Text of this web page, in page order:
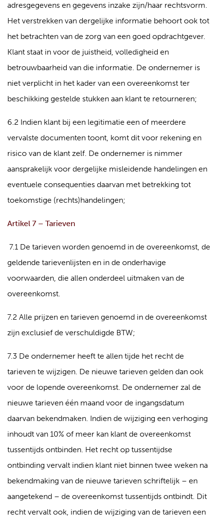
adresgegevens en gegevens inzake zijn/haar rechtsvorm.
Het verstrekken van dergelijke informatie behoort ook tot
het betrachten van de zorg van een goed opdrachtgever.
Klant staat in voor de juistheid, volledigheid en
betrouwbaarheid van die informatie. De ondernemer is
niet verplicht in het kader van een overeenkomst ter
beschikking gestelde stukken aan klant te retourneren;
6.2 Indien klant bij een legitimatie een of meerdere
vervalste documenten toont, komt dit voor rekening en
risico van de klant zelf. De ondernemer is nimmer
aansprakelijk voor dergelijke misleidende handelingen en
eventuele consequenties daarvan met betrekking tot
toekomstige (rechts)handelingen;
Artikel 7 – Tarieven
7.1 De tarieven worden genoemd in de overeenkomst, de
geldende tarievenlijsten en in de onderhavige
voorwaarden, die allen onderdeel uitmaken van de
overeenkomst.
7.2 Alle prijzen en tarieven genoemd in de overeenkomst
zijn exclusief de verschuldigde BTW;
7.3 De ondernemer heeft te allen tijde het recht de
tarieven te wijzigen. De nieuwe tarieven gelden dan ook
voor de lopende overeenkomst. De ondernemer zal de
nieuwe tarieven één maand voor de ingangsdatum
daarvan bekendmaken. Indien de wijziging een verhoging
inhoudt van 10% of meer kan klant de overeenkomst
tussentijds ontbinden. Het recht op tussentijdse
ontbinding vervalt indien klant niet binnen twee weken na
bekendmaking van de nieuwe tarieven schriftelijk – en
aangetekend – de overeenkomst tussentijds ontbindt. Dit
recht vervalt ook, indien de wijziging van de tarieven een